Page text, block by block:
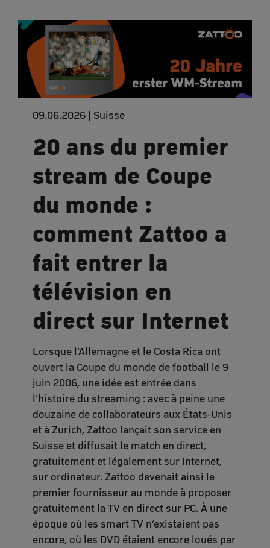
09.06.2026 | Suisse
20 ans du premier
stream de Coupe
du monde :
comment Zattoo a
fait entrer la
télévision en
direct sur Internet
Lorsque l’Allemagne et le Costa Rica ont
ouvert la Coupe du monde de football le 9
juin 2006, une idée est entrée dans
l’histoire du streaming : avec à peine une
douzaine de collaborateurs aux États-Unis
et à Zurich, Zattoo lançait son service en
Suisse et diffusait le match en direct,
gratuitement et légalement sur Internet,
sur ordinateur. Zattoo devenait ainsi le
premier fournisseur au monde à proposer
gratuitement la TV en direct sur PC. À une
époque où les smart TV n’existaient pas
encore, où les DVD étaient encore loués par